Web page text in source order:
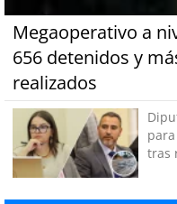
Megaoperativo a
656 detenidos y
realizados
tras